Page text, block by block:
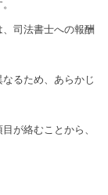
司法書士への報酬
るため、あらかじ
が絡むことから、